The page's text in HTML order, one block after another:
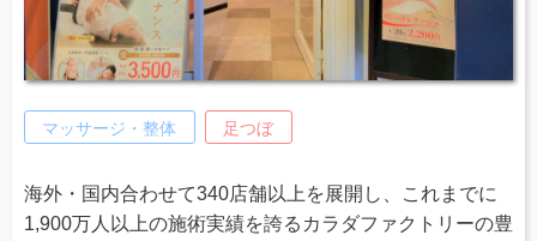
マッサージ・整体 足つぼ
海外・国内合わせて340店舗以上を展開し、これまでに
1,900万人以上の施術実績を誇るカラダファクトリーの豊